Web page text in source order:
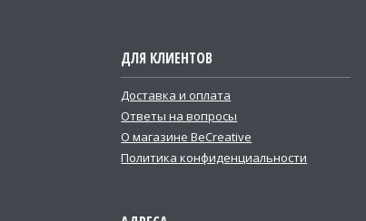
ДЛЯ КЛИЕНТОВ
Доставка и оплата
Ответы на вопросы
О магазине BeCreative
Политика конфиденциальности